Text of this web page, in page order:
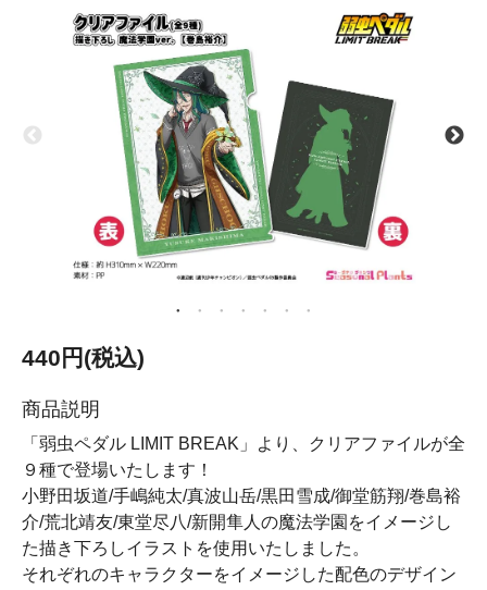
440円(税込)
商品説明
「弱虫ペダル LIMIT BREAK」より、クリアファイルが全
９種で登場いたします！
小野田坂道/手嶋純太/真波山岳/黒田雪成/御堂筋翔/巻島裕
介/荒北靖友/東堂尽八/新開隼人の魔法学園をイメージし
た描き下ろしイラストを使用いたしました。
それぞれのキャラクターをイメージした配色のデザイン